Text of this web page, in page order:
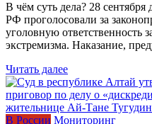
В чём суть дела? 28
РФ проголосовали за
уголовную ответственность
экстремизма. Наказание,
Читать далее
В России Мониторинг